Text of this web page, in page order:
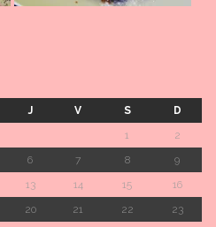
J V S D
1
2
6 7 8
9
13 14 15
16
20 21 22
23